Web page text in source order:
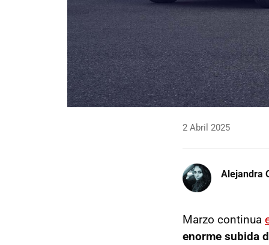
2 Abril 2025
Alejandra
Marzo continua
enorme subida